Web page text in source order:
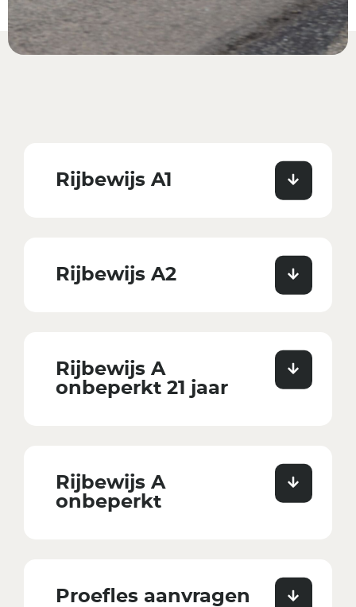
Rijbewijs A1
Rijbewijs A2
Rijbewijs A
onbeperkt 21 jaar
Rijbewijs A
onbeperkt
Proefles aanvragen